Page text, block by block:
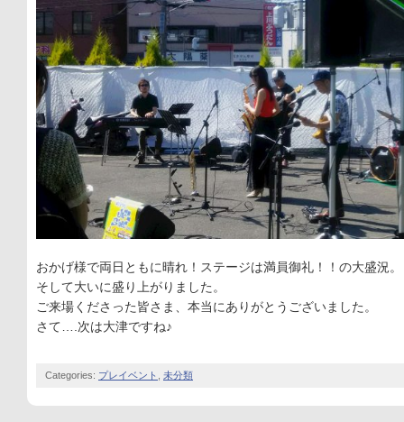
おかげ様で両日ともに晴れ！ステージは満員御礼！！の大盛況。
そして大いに盛り上がりました。
ご来場くださった皆さま、本当にありがとうございました。
さて….次は大津ですね♪
Categories: プレイベント 未分類